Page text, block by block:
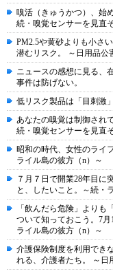
嗅活（きゅうかつ）、始
続・嗅覚センサーを見直
PM2.5や黄砂よりも小さ
潜むリスク。 ～日用品公
ニュースの感想に見る、
事件は防げない。
低リスク製品は「目刺激
あなたの嗅覚は制御され
続・嗅覚センサーを見直
昭和の時代、女性のライ
ライル島の彼方（n）～
７月７日で開業28年目に
と、したいこと。～続・
「飲んだら危険」より
ついて知っておこう。7
ライル島の彼方（n）～
介護保険制度を利用でき
れる、介護者たち。 ～日